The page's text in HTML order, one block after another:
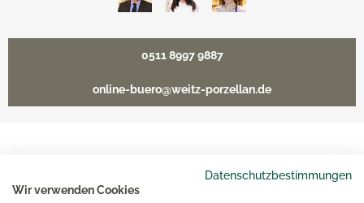
Datenschutzbestimmungen
Wir verwenden Cookies
0511 8997 9887
online-buero@weitz-porzellan.de
Unsere Häuser